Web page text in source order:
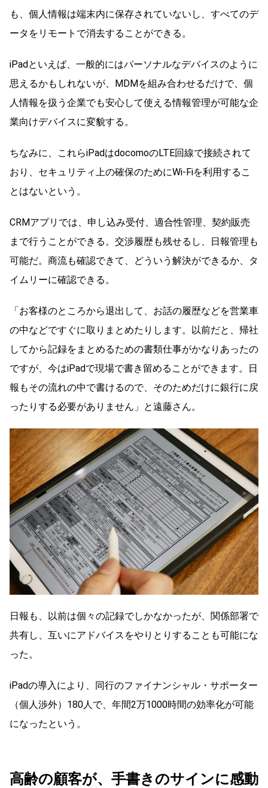
も、個人情報は端末内に保存されていないし、すべてのデ
ータをリモートで消去することができる。
iPadといえば、一般的にはパーソナルなデバイスのように
思えるかもしれないが、MDMを組み合わせるだけで、個
人情報を扱う企業でも安心して使える情報管理が可能な企
業向けデバイスに変貌する。
ちなみに、これらiPadはdocomoのLTE回線で接続されて
おり、セキュリティ上の確保のためにWi-Fiを利用するこ
とはないという。
CRMアプリでは、申し込み受付、適合性管理、契約販売
まで行うことができる。交渉履歴も残せるし、日報管理も
可能だ。商流も確認できて、どういう解決ができるか、タ
イムリーに確認できる。
「お客様のところから退出して、お話の履歴などを営業車
の中などですぐに取りまとめたりします。以前だと、帰社
してから記録をまとめるための書類仕事がかなりあったの
ですが、今はiPadで現場で書き留めることができます。日
報もその流れの中で書けるので、そのためだけに銀行に戻
ったりする必要がありません」と遠藤さん。
日報も、以前は個々の記録でしかなかったが、関係部署で
共有し、互いにアドバイスをやりとりすることも可能にな
った。
iPadの導入により、同行のファイナンシャル・サポーター
（個人渉外）180人で、年間2万1000時間の効率化が可能
になったという。
高齢の顧客が、手書きのサインに感動